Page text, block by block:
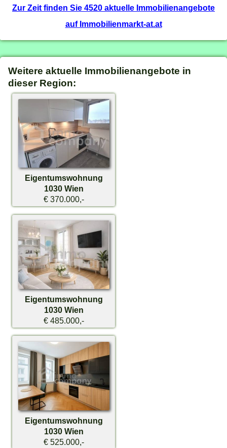
Zur Zeit finden Sie 4520 aktuelle Immobilienangebote
auf Immobilienmarkt-at.at
Weitere aktuelle Immobilienangebote in
dieser Region:
Eigentumswohnung
1030 Wien
€ 370.000,-
Eigentumswohnung
1030 Wien
€ 485.000,-
Eigentumswohnung
1030 Wien
€ 525.000,-